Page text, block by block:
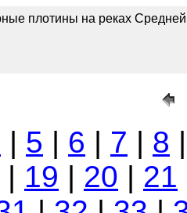
плотины на реках
| 5 | 6 | 7 | 8
| 19 | 20 | 21